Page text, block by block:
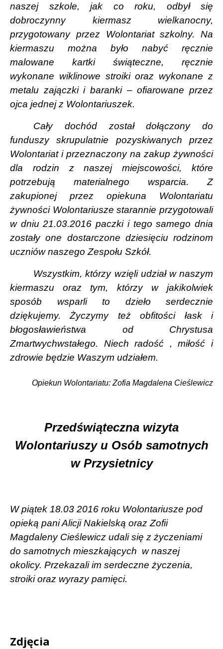
naszej szkole, jak co roku, odbył się
dobroczynny kiermasz wielkanocny,
przygotowany przez Wolontariat szkolny. Na
kiermaszu można było nabyć ręcznie
malowane kartki świąteczne, ręcznie
wykonane wiklinowe stroiki oraz wykonane z
metalu zajączki i baranki – ofiarowane przez
ojca jednej z Wolontariuszek.
Cały dochód został dołączony do
funduszy skrupulatnie pozyskiwanych przez
Wolontariat i przeznaczony na zakup żywności
dla rodzin z naszej miejscowości, które
potrzebują materialnego wsparcia. Z
zakupionej przez opiekuna Wolontariatu
żywności Wolontariusze starannie przygotowali
w dniu 21.03.2016 paczki i tego samego dnia
zostały one dostarczone dziesięciu rodzinom
uczniów naszego Zespołu Szkół.
Wszystkim, którzy wzięli udział w naszym
kiermaszu oraz tym, którzy w jakikolwiek
sposób wsparli to dzieło serdecznie
dziękujemy. Życzymy też obfitości łask i
błogosławieństwa od Chrystusa
Zmartwychwstałego. Niech radość , miłość i
zdrowie będzie Waszym udziałem.
Opiekun Wolontariatu: Zofia Magdalena Cieślewicz
Przedświąteczna wizyta
Wolontariuszy u Osób samotnych
w Przysietnicy
W piątek 18.03 2016 roku Wolontariusze pod
opieką pani Alicji Nakielską oraz Zofii
Magdaleny Cieślewicz udali się z życzeniami
do samotnych mieszkających w naszej
okolicy. Przekazali im serdeczne życzenia,
stroiki oraz wyrazy pamięci.
Zdjęcia